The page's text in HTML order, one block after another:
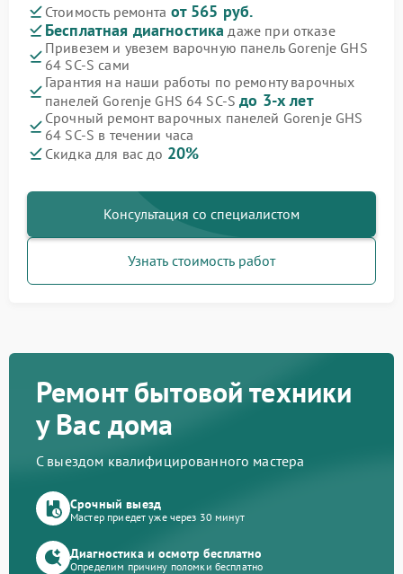
Стоимость ремонта от 565 руб.
Бесплатная диагностика даже при отказе
Привезем и увезем варочную панель Gorenje GHS
64 SC-S сами
Гарантия на наши работы по ремонту варочных
панелей Gorenje GHS 64 SC-Sдо 3-х лет
Срочный ремонт варочных панелей Gorenje GHS
64 SC-S в течении часа
Скидка для вас до 20%
Консультация со специалистом
Узнать стоимость работ
Ремонт бытовой техники
у Вас дома
С выездом квалифицированного мастера
Срочный выезд
Мастер приедет уже через 30 минут
Диагностика и осмотр бесплатно
Определим причину поломки бесплатно